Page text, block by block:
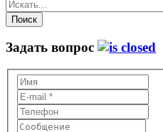
Задать вопрос